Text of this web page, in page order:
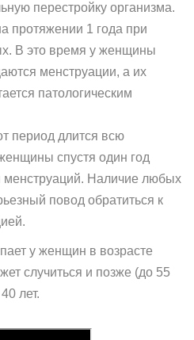
перестройку организма.
протяжении 1 года при
В это время у женщины
менструации, а их
патологическим
период длится всю
спустя один год
менструаций. Наличие любых
повод обратиться к
у женщин в возрасте
случиться и позже (до 55
лет.